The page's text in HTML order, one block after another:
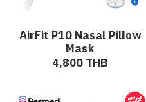
AirFit P10 Nasal Pillow
Mask
4,800 THB